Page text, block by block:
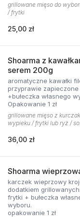
grillowane mięso do
/ frytki
25,00 zł
Shoarma z
serem 200g
aromatyczne kawałki
przyprawie
+bułeczka własnego
Opakowanie 1 zł
grillowane mięso z
wypieku / frytki lub ryż /
36,00 zł
Shoarma
karczek wieprzowy
dodatkiem
frytki + bułeczka własnego wypieku + surówka + sos do
wyboru.
opakowanie 1 zł